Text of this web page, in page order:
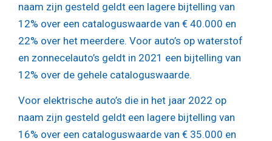
naam zijn gesteld geldt een lagere bijtelling van
12% over een cataloguswaarde van € 40.000 en
22% over het meerdere. Voor auto’s op waterstof
en zonnecelauto’s geldt in 2021 een bijtelling van
12% over de gehele cataloguswaarde.
Voor elektrische auto’s die in het jaar 2022 op
naam zijn gesteld geldt een lagere bijtelling van
16% over een cataloguswaarde van € 35.000 en